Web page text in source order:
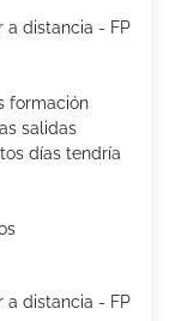
a distancia - FP
formación
salidas
días tendría
a distancia - FP